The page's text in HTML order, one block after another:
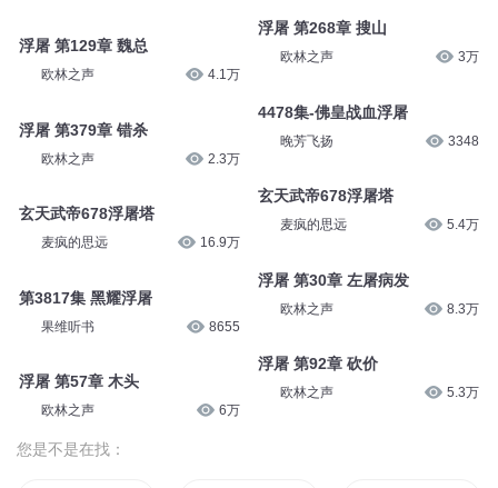
浮屠 第129章 魏总
欧林之声 4.1万
浮屠 第379章 错杀
欧林之声 2.3万
玄天武帝678浮屠塔
麦疯的思远 16.9万
第3817集 黑耀浮屠
果维听书 8655
浮屠 第57章 木头
欧林之声 6万
浮屠 第268章 搜山
欧林之声 3万
4478集-佛皇战血浮屠
晚芳飞扬 3348
玄天武帝678浮屠塔
麦疯的思远 5.4万
浮屠 第30章 左屠病发
欧林之声 8.3万
浮屠 第92章 砍价
欧林之声 5.3万
您是不是在找：